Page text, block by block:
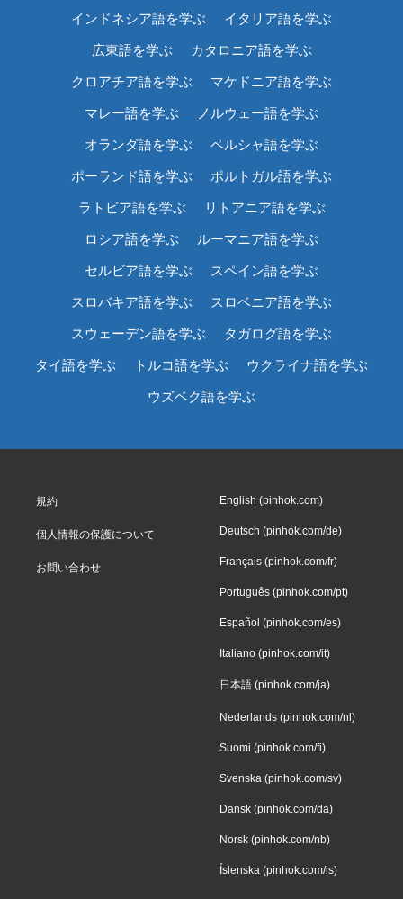
インドネシア語を学ぶ イタリア語を学ぶ
広東語を学ぶ カタロニア語を学ぶ
クロアチア語を学ぶ マケドニア語を学ぶ
マレー語を学ぶ ノルウェー語を学ぶ
オランダ語を学ぶ ペルシャ語を学ぶ
ポーランド語を学ぶ ポルトガル語を学ぶ
ラトビア語を学ぶ リトアニア語を学ぶ
ロシア語を学ぶ ルーマニア語を学ぶ
セルビア語を学ぶ スペイン語を学ぶ
スロバキア語を学ぶ スロベニア語を学ぶ
スウェーデン語を学ぶ タガログ語を学ぶ
タイ語を学ぶ トルコ語を学ぶ ウクライナ語を学ぶ
ウズベク語を学ぶ
規約
個人情報の保護について
お問い合わせ
English (pinhok.com)
Deutsch (pinhok.com/de)
Français (pinhok.com/fr)
Português (pinhok.com/pt)
Español (pinhok.com/es)
Italiano (pinhok.com/it)
日本語 (pinhok.com/ja)
Nederlands (pinhok.com/nl)
Suomi (pinhok.com/fi)
Svenska (pinhok.com/sv)
Dansk (pinhok.com/da)
Norsk (pinhok.com/nb)
Íslenska (pinhok.com/is)